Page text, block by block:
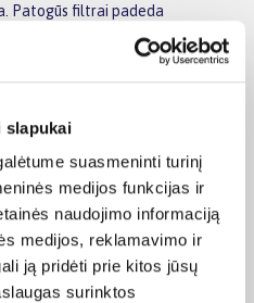
slapukai
suasmeninti turinį
medijos funkcijas ir
naudojimo informaciją
medijos, reklamavimo ir
ją pridėti prie kitos jūsų
surinktos
Patogūs filtrai padeda
kainą, savybes ar kitus
rasite jūsų poreikius
pateikiama išsamesnė
nuo 150 Eur įsigyti su
Tai patogu, kai prekę norite
mokėjimą dalimis. Užsakytos
į paštomatus nuo 2,29 €, o
į paštomatą nemokamas.
nuo 2,99 €.